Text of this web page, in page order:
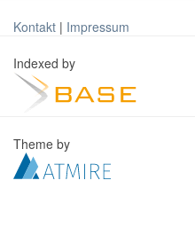
Kontakt | Impressum
Indexed by
Theme by